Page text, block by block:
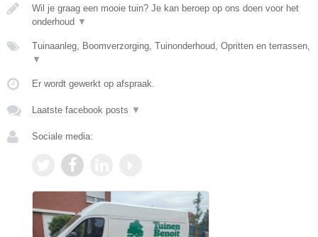
Wil je graag een mooie tuin? Je kan beroep op ons doen voor het
onderhoud ▼
Tuinaanleg, Boomverzorging, Tuinonderhoud, Opritten en terrassen,
▼
Er wordt gewerkt op afspraak.
Laatste facebook posts ▼
Sociale media: